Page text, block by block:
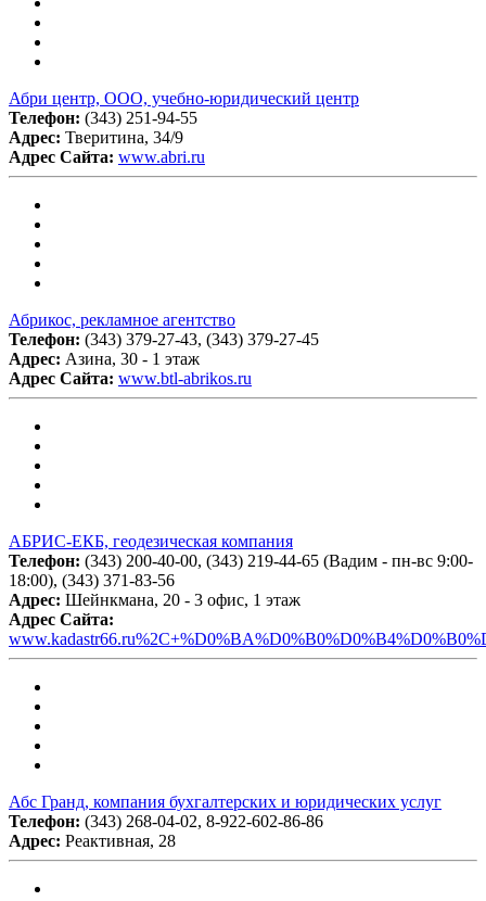
Абри центр, ООО, учебно-юридический центр
Телефон: (343) 251-94-55
Адрес: Тверитина, 34/9
Адрес Сайта: www.abri.ru
Абрикос, рекламное агентство
Телефон: (343) 379-27-43, (343) 379-27-45
Адрес: Азина, 30 - 1 этаж
Адрес Сайта: www.btl-abrikos.ru
АБРИС-ЕКБ, геодезическая компания
Телефон: (343) 200-40-00, (343) 219-44-65 (Вадим - пн-вс 9:00-
18:00), (343) 371-83-56
Адрес: Шейнкмана, 20 - 3 офис, 1 этаж
Адрес Сайта:
Абс Гранд, компания бухгалтерских и юридических услуг
Телефон: (343) 268-04-02, 8-922-602-86-86
Адрес: Реактивная, 28